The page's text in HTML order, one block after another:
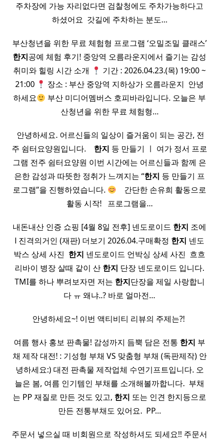
주차장에 가능 자리없다면 검찰청에도 주차가능하다고
하셨어요 ​ 갓길에 주차하는 분도…
부산청년을 위한 무료 체험형 프로그램 ‘오밀조밀 클래스’
한지공예 체험 후기! 중앙역 오름라운지에서 즐기는 감성
취미와 힐링 시간 소개
기간 : 2026.04.23.(목) 19:00 ~
21:00
장소 : 부산 중앙역 지하상가 오름라운지 ​ 안녕
하세요
부산 미디어멤버스 호피바라입니다. 오늘은 부
산청년을 위한 무료 체험형…
​ 안녕하세요. 어르신들의 일상이 즐거움이 되는 공간, 전
주 쉼터요양원입니다. ​ ​ ​ 한지 등 만들기 ㅣ 여가 정서 프로
그램 전주 쉼터요양원 이번 시간에는 어르신들과 함께 은
은한 감성과 따뜻한 정취가 느껴지는 “한지 등 만들기 프
로그램”을 진행하였습니다.
​ ​ ​ 간단한 손유희 활동으로
활동 시작! ​ ​ 프로그램을…
내돈내산 인증 쇼핑 [4월 8일 전후] 넨도로이드 한지 조에
l 진격의거인 (재판) 더보기 2026.04.구매확정 한지 넨도
박스 상세 사진 ​ 한지 넨도로이드 언박싱 상세 사진 ​ 흐흐
리바이 병장 살때 같이 산 한지 단장 넨도로이드 입니다.
TMI를 하나 뿌려보자면 저는 한지단장을 제일 사랑합니
다 ㅠ 왜냐..? 바로 얼마전…
안녕하세요~! 이번 액티비티 리뷰의 주제는?! ​
여름 행사 홍보 판촉물! 감성까지 듬뿍 담은 전통 한지 부
채 제작 대전! : 기성형 부채 VS 맞춤형 부채 (독판제작) 안
녕하세요:) 대전 판촉물 제작업체 수연기프트입니다. 오
늘은 봄, 여름 인기템인 부채를 소개해볼까합니다. ​ 부채
는 PP 재질로 만든 것도 있고, 한지 또는 인견 한지등으로
만든 전통부채도 있어요. ​ PP…
주문서 넣으실 때 비회원으로 작성하셔도 되세요!! 주문서